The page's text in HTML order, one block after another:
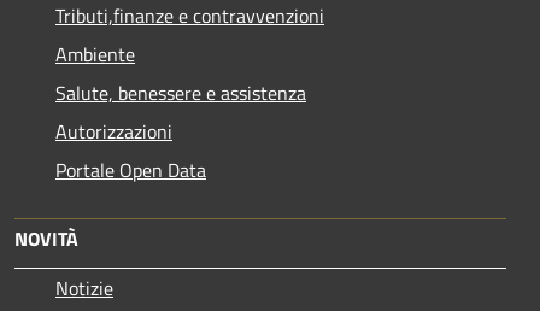
Tributi,finanze e contravvenzioni
Ambiente
Salute, benessere e assistenza
Autorizzazioni
Portale Open Data
NOVITÀ
Notizie